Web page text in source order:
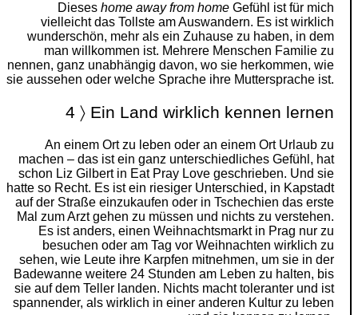
Dieses home away from home Gefühl ist für mich
vielleicht das Tollste am Auswandern. Es ist wirklich
wunderschön, mehr als ein Zuhause zu haben, in dem
man willkommen ist. Mehrere Menschen Familie zu
nennen, ganz unabhängig davon, wo sie herkommen, wie
sie aussehen oder welche Sprache ihre Muttersprache ist.
4 〉 Ein Land wirklich kennen lernen
An einem Ort zu leben oder an einem Ort Urlaub zu
machen – das ist ein ganz unterschiedliches Gefühl, hat
schon Liz Gilbert in Eat Pray Love geschrieben. Und sie
hatte so Recht. Es ist ein riesiger Unterschied, in Kapstadt
auf der Straße einzukaufen oder in Tschechien das erste
Mal zum Arzt gehen zu müssen und nichts zu verstehen.
Es ist anders, einen Weihnachtsmarkt in Prag nur zu
besuchen oder am Tag vor Weihnachten wirklich zu
sehen, wie Leute ihre Karpfen mitnehmen, um sie in der
Badewanne weitere 24 Stunden am Leben zu halten, bis
sie auf dem Teller landen. Nichts macht toleranter und ist
spannender, als wirklich in einer anderen Kultur zu leben